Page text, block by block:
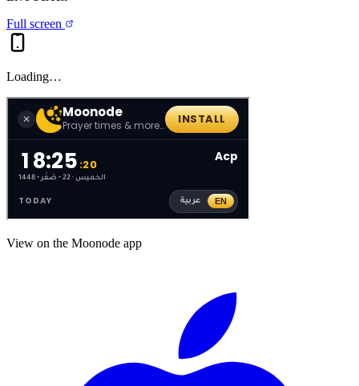
Full screen
Loading…
View on the Moonode app